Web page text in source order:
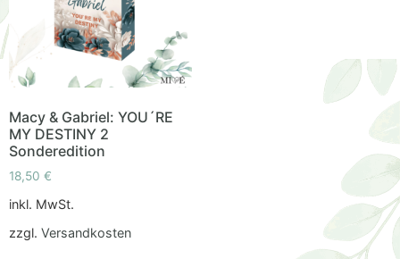
Macy & Gabriel: YOU´RE
MY DESTINY 2
Sonderedition
18,50 €
inkl. MwSt.
zzgl. Versandkosten